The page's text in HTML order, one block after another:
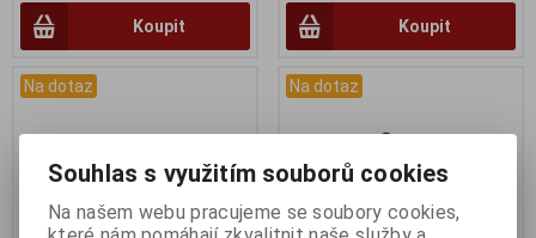
Koupit Koupit
Na dotaz Na dotaz
Souhlas s využitím souborů cookies
Na našem webu pracujeme se soubory cookies,